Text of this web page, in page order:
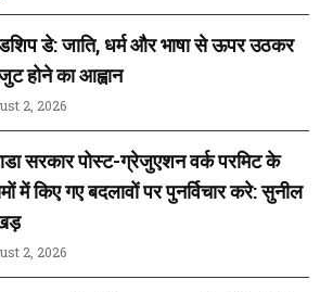
डे: जाति, धर्म और भाषा से ऊपर उठकर
होने का आह्वान
2, 2026
सरकार पोस्ट-ग्रेजुएशन वर्क परमिट के
में किए गए बदलावों पर पुनर्विचार करे: सुनील
2, 2026